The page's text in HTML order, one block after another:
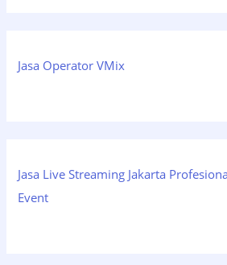
Jasa Operator VMix
Jasa Live Streaming Jakarta
Event